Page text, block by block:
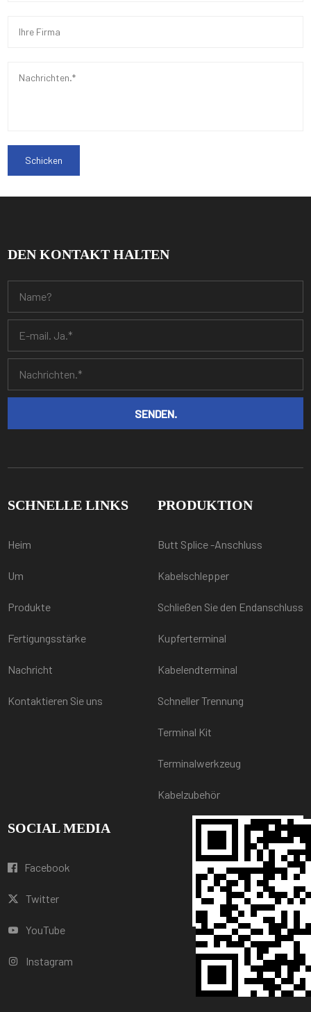
DEN KONTAKT HALTEN
SCHNELLE LINKS
Heim
Um
Produkte
Fertigungsstärke
Nachricht
Kontaktieren Sie uns
PRODUKTION
Butt Splice -Anschluss
Kabelschlepper
Schließen Sie den Endanschluss
Kupferterminal
Kabelendterminal
Schneller Trennung
Terminal Kit
Terminalwerkzeug
Kabelzubehör
SOCIAL MEDIA
Facebook
Twitter
YouTube
Instagram